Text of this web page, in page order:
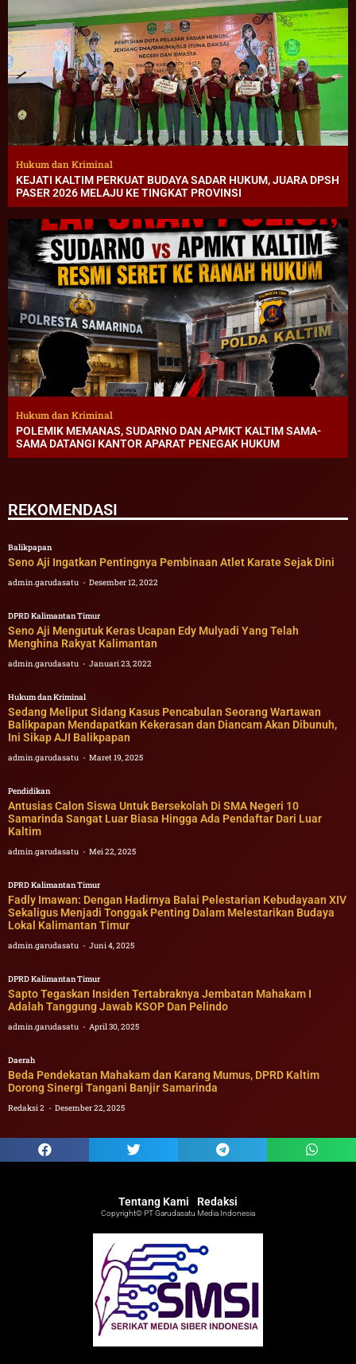
Hukum dan Kriminal
KEJATI KALTIM PERKUAT BUDAYA SADAR HUKUM, JUARA DPSH
PASER 2026 MELAJU KE TINGKAT PROVINSI
Hukum dan Kriminal
POLEMIK MEMANAS, SUDARNO DAN APMKT KALTIM SAMA-
SAMA DATANGI KANTOR APARAT PENEGAK HUKUM
REKOMENDASI
Balikpapan
Seno Aji Ingatkan Pentingnya Pembinaan Atlet Karate Sejak Dini
admin.garudasatu Desember 12, 2022
DPRD Kalimantan Timur
Seno Aji Mengutuk Keras Ucapan Edy Mulyadi Yang Telah
Menghina Rakyat Kalimantan
admin.garudasatu Januari 23, 2022
Hukum dan Kriminal
Sedang Meliput Sidang Kasus Pencabulan Seorang Wartawan
Balikpapan Mendapatkan Kekerasan dan Diancam Akan Dibunuh,
Ini Sikap AJI Balikpapan
admin.garudasatu Maret 19, 2025
Pendidikan
Antusias Calon Siswa Untuk Bersekolah Di SMA Negeri 10
Samarinda Sangat Luar Biasa Hingga Ada Pendaftar Dari Luar
Kaltim
admin.garudasatu Mei 22, 2025
DPRD Kalimantan Timur
Fadly Imawan: Dengan Hadirnya Balai Pelestarian Kebudayaan XIV
Sekaligus Menjadi Tonggak Penting Dalam Melestarikan Budaya
Lokal Kalimantan Timur
admin.garudasatu Juni 4, 2025
DPRD Kalimantan Timur
Sapto Tegaskan Insiden Tertabraknya Jembatan Mahakam I
Adalah Tanggung Jawab KSOP Dan Pelindo
admin.garudasatu April 30, 2025
Daerah
Beda Pendekatan Mahakam dan Karang Mumus, DPRD Kaltim
Dorong Sinergi Tangani Banjir Samarinda
Redaksi 2 Desember 22, 2025
Tentang Kami Redaksi
Copyright© PT Garudasatu Media Indonesia